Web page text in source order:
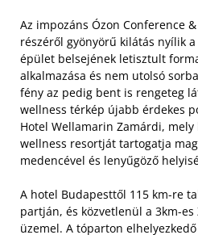
Az impozáns Ózon Conference
részéről gyönyörű kilátás nyílik a
épület belsejének letisztult
alkalmazása és nem utolsó
fény az pedig bent is rengeteg
wellness térkép újabb érdekes
Hotel Wellamarin Zamárdi, mely
wellness resortját tartogatja
medencével és lenyűgöző
A hotel Budapesttől 115 km-re
partján, és közvetlenül a 3km-
üzemel. A tóparton